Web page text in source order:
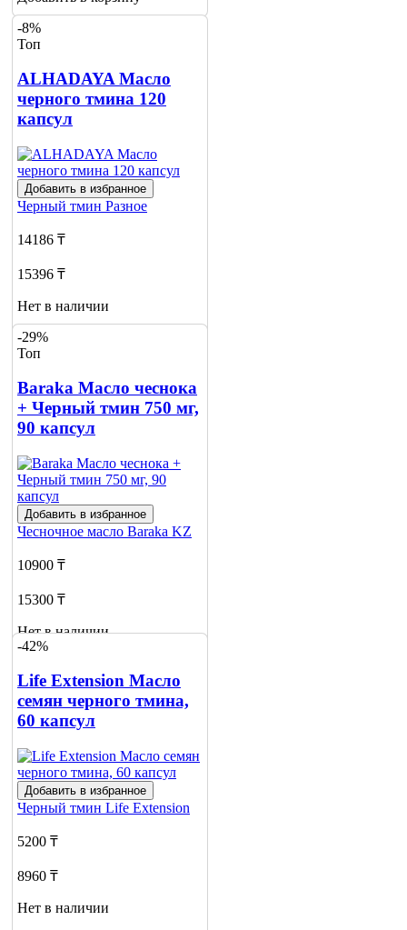
-8%
Топ
ALHADAYA Масло
черного тмина 120
капсул
Добавить в избранное
Черный тмин Разное
14186 ₸
15396 ₸
Нет в наличии
Сообщить
о наличии
-29%
Топ
Baraka Масло чеснока
+ Черный тмин 750 мг,
90 капсул
Добавить в избранное
Чесночное масло Baraka KZ
10900 ₸
15300 ₸
Нет в наличии
о наличии
2
-42%
Life Extension Масло
семян черного тмина,
60 капсул
Добавить в избранное
Черный тмин Life Extension
5200 ₸
8960 ₸
Нет в наличии